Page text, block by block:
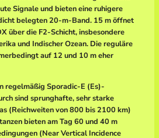
Signale und bieten eine ruhigere
belegten 20-m-Band. 15 m öffnet
über die F2-Schicht, insbesondere
und Indischer Ozean. Die reguläre
auf 12 und 10 m eher
regelmäßig Sporadic-E (Es)-
sind sprunghafte, sehr starke
(Reichweiten von 800 bis 2100 km)
bieten am Tag 60 und 40 m
(Near Vertical Incidence